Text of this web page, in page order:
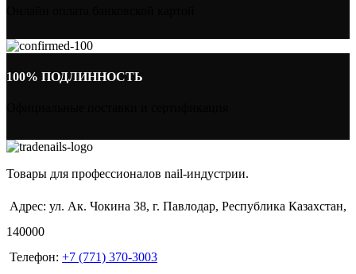
100% ПОДЛИННОСТЬ
Товары для профессионалов nail-индустрии.
Адрес: ул. Ак. Чокина 38, г. Павлодар, Республика Казахстан,
140000
Телефон: +7 (771) 370-3003